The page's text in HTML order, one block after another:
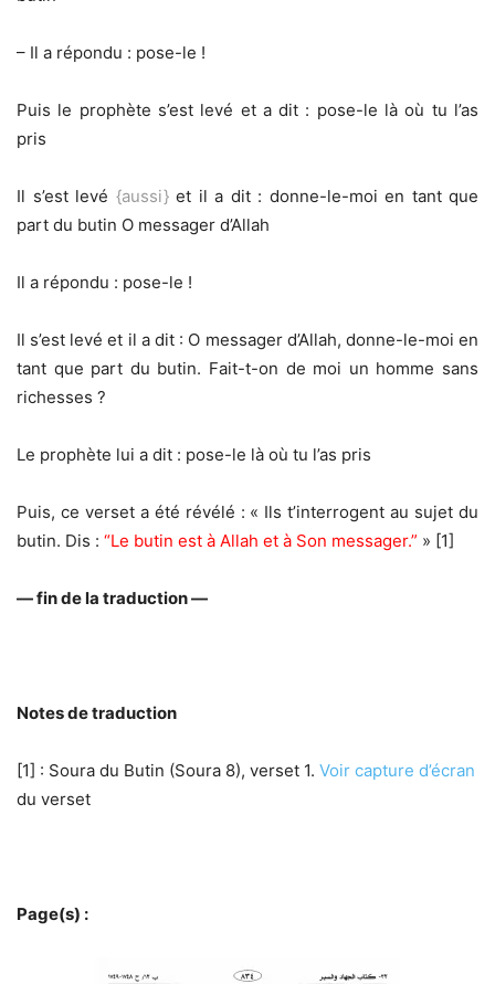
– Il a répondu : pose-le !
Puis le prophète s’est levé et a dit : pose-le là où tu l’as
pris
Il s’est levé {aussi}et il a dit : donne-le-moi en tant que
part du butin O messager d’Allah
Il a répondu : pose-le !
Il s’est levé et il a dit : O messager d’Allah, donne-le-moi en
tant que part du butin. Fait-t-on de moi un homme sans
richesses ?
Le prophète lui a dit : pose-le là où tu l’as pris
Puis, ce verset a été révélé : « Ils t’interrogent au sujet du
butin. Dis : “Le butin est à Allah et à Son messager.” » [1]
— fin de la traduction —
Notes de traduction
[1] : Soura du Butin (Soura 8), verset 1. Voir capture d’écran
du verset
Page(s) :